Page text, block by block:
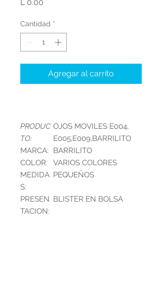
L 0.00
Cantidad *
Agregar al carrito
PRODUC
TO:
OJOS MOVILES E004,
E005,E009,BARRILITO
MARCA:
BARRILITO
COLOR:
VARIOS COLORES
MEDIDA
S:
PEQUEÑOS
PRESEN
TACION:
BLISTER EN BOLSA